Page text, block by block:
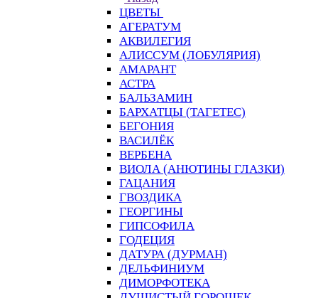
ЦВЕТЫ
АГЕРАТУМ
АКВИЛЕГИЯ
АЛИССУМ (ЛОБУЛЯРИЯ)
АМАРАНТ
АСТРА
БАЛЬЗАМИН
БАРХАТЦЫ (ТАГЕТЕС)
БЕГОНИЯ
ВАСИЛЁК
ВЕРБЕНА
ВИОЛА (АНЮТИНЫ ГЛАЗКИ)
ГАЦАНИЯ
ГВОЗДИКА
ГЕОРГИНЫ
ГИПСОФИЛА
ГОДЕЦИЯ
ДАТУРА (ДУРМАН)
ДЕЛЬФИНИУМ
ДИМОРФОТЕКА